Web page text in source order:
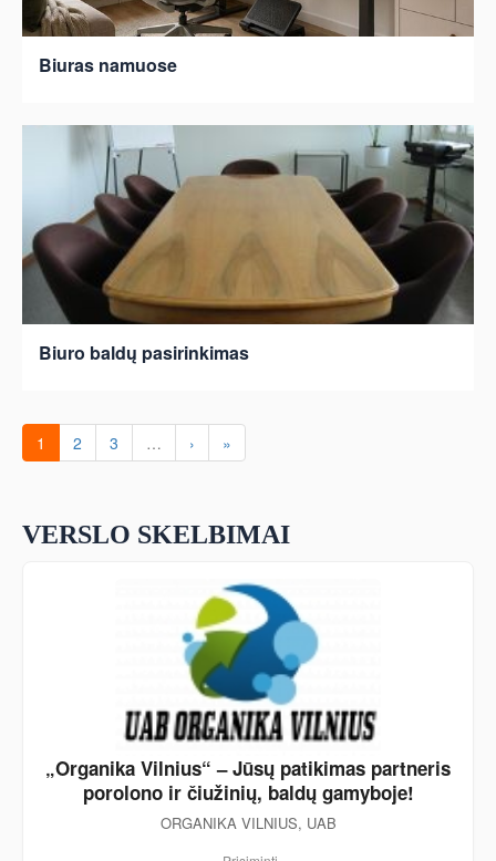
Biuras namuose
Biuro baldų pasirinkimas
1 2 3 … › »
VERSLO SKELBIMAI
„Organika Vilnius“ – Jūsų patikimas partneris
porolono ir čiužinių, baldų gamyboje!
ORGANIKA VILNIUS, UAB